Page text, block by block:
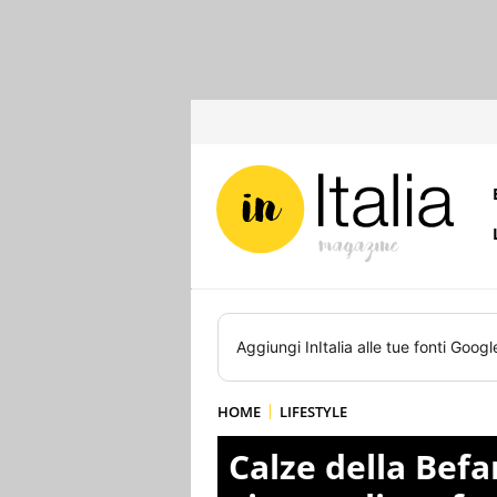
Aggiungi InItalia alle tue fonti
HOME LIFESTYLE
Calze della